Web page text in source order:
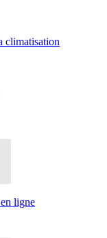
climatisation
ligne